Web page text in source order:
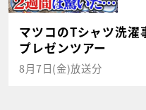
マツコのTシャツ洗濯
プレゼンツアー
8月7日(金)放送分